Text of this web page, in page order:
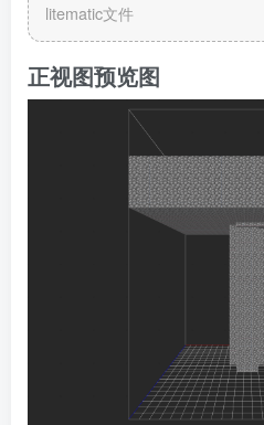
litematic文件
正视图预览图